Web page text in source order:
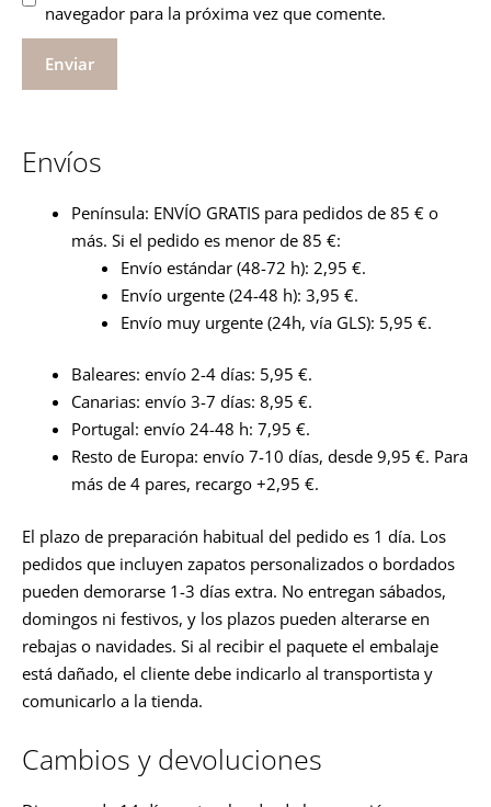
navegador para la próxima vez que comente.
Envíos
Península: ENVÍO GRATIS para pedidos de 85 € o
más. Si el pedido es menor de 85 €:
Envío estándar (48-72 h): 2,95 €.
Envío urgente (24-48 h): 3,95 €.
Envío muy urgente (24h, vía GLS): 5,95 €.
Baleares: envío 2-4 días: 5,95 €.
Canarias: envío 3-7 días: 8,95 €.
Portugal: envío 24-48 h: 7,95 €.
Resto de Europa: envío 7-10 días, desde 9,95 €. Para
más de 4 pares, recargo +2,95 €.
El plazo de preparación habitual del pedido es 1 día. Los
pedidos que incluyen zapatos personalizados o bordados
pueden demorarse 1-3 días extra. No entregan sábados,
domingos ni festivos, y los plazos pueden alterarse en
rebajas o navidades. Si al recibir el paquete el embalaje
está dañado, el cliente debe indicarlo al transportista y
comunicarlo a la tienda.
Cambios y devoluciones